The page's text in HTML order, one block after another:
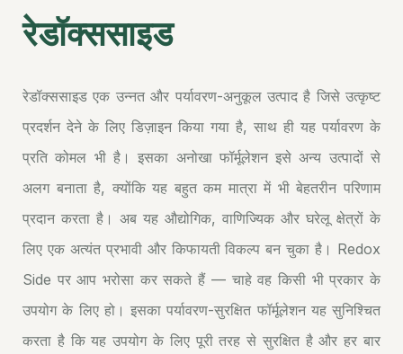
रेडॉक्ससाइड
रेडॉक्ससाइड एक उन्नत और पर्यावरण-अनुकूल उत्पाद है जिसे उत्कृष्ट
प्रदर्शन देने के लिए डिज़ाइन किया गया है, साथ ही यह पर्यावरण के
प्रति कोमल भी है। इसका अनोखा फॉर्मूलेशन इसे अन्य उत्पादों से
अलग बनाता है, क्योंकि यह बहुत कम मात्रा में भी बेहतरीन परिणाम
प्रदान करता है। अब यह औद्योगिक, वाणिज्यिक और घरेलू क्षेत्रों के
लिए एक अत्यंत प्रभावी और किफायती विकल्प बन चुका है। Redox
Side पर आप भरोसा कर सकते हैं — चाहे वह किसी भी प्रकार के
उपयोग के लिए हो। इसका पर्यावरण-सुरक्षित फॉर्मूलेशन यह सुनिश्चित
करता है कि यह उपयोग के लिए पूरी तरह से सुरक्षित है और हर बार